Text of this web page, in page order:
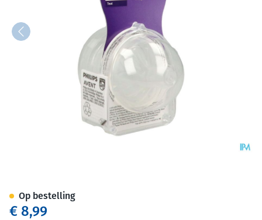
€ 8,99
Op bestelling